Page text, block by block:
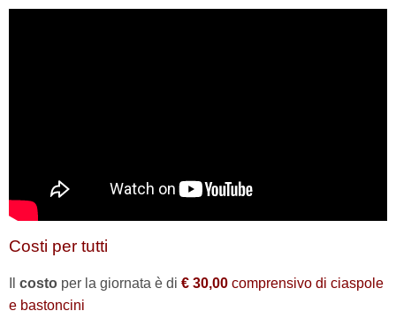
Costi per tutti
costo per la giornata è di € 30,00 comprensivo di ciaspole
e bastoncini